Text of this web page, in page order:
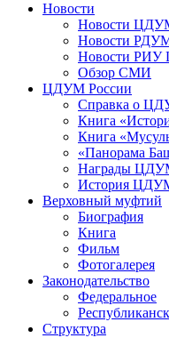
Новости
Новости
Новости
Новости РИУ
Обзор СМИ
ЦДУМ России
Справка о
Книга
Книга
«Панорама
Награды
История
Верховный муфтий
Биография
Книга
Фильм
Фотогалерея
Законодательство
Федеральное
Структура